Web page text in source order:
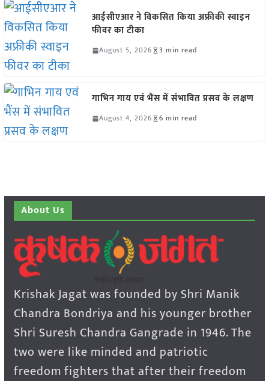
आईसीएआर ने विकसित किया अफ्रीकी स्वाइन
फीवर का टीका
August 5, 2026 3 min read
गाभिन गाय एवं भैंस में संभावित प्रसव के लक्षण
August 4, 2026 6 min read
About Us
Krishak Jagat was founded by Shri Manik
Chandra Bondriya and his younger brother
Shri Suresh Chandra Gangrade in 1946. The
two were like minded and patriotic
freedom fighters that after their freedom